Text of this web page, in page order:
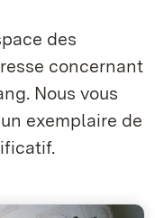
des
concernant
Nous vous
exemplaire de